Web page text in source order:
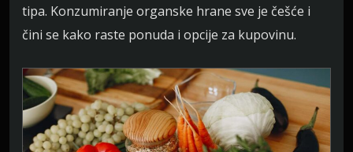
tipa. Konzumiranje organske hrane sve je češće i
čini se kako raste ponuda i opcije za kupovinu.